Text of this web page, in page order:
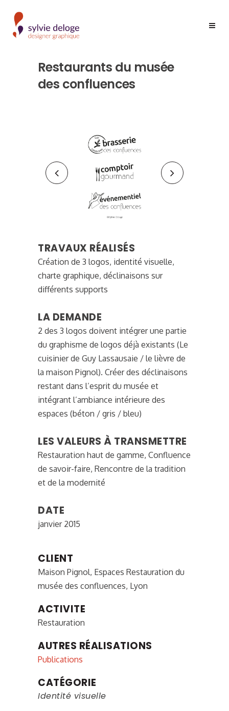
Restaurants du musée
des confluences
TRAVAUX RÉALISÉS
Création de 3 logos, identité visuelle,
charte graphique, déclinaisons sur
différents supports
LA DEMANDE
2 des 3 logos doivent intégrer une partie
du graphisme de logos déjà existants (Le
cuisinier de Guy Lassausaie / le lièvre de
la maison Pignol). Créer des déclinaisons
restant dans l’esprit du musée et
intégrant l’ambiance intérieure des
espaces (béton / gris / bleu)
LES VALEURS À TRANSMETTRE
Restauration haut de gamme, Confluence
de savoir-faire, Rencontre de la tradition
et de la modernité
DATE
janvier 2015
CLIENT
Maison Pignol, Espaces Restauration du
musée des confluences, Lyon
ACTIVITE
Restauration
AUTRES RÉALISATIONS
Publications
CATÉGORIE
Identité visuelle